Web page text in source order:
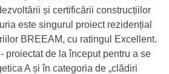
și certificării construcțiilor
este singurul proiect rezidențial
BREEAM, cu ratingul Excellent.
proiectat de la început pentru a se
A și în categoria de „clădiri